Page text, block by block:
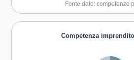
Capacità di comunicare
Fonte dato: competenze
Competenza